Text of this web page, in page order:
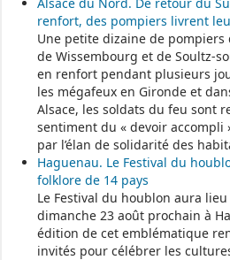
renfort, des pompiers livrent
Une petite dizaine de
de Wissembourg et de Soultz-
en renfort pendant plusieurs
les mégafeux en Gironde et
Alsace, les soldats du feu sont
sentiment du « devoir accompli
par l’élan de solidarité des
Haguenau. Le Festival du
folklore de 14 pays
Le Festival du houblon aura
dimanche 23 août prochain à
édition de cet emblématique
invités pour célébrer les